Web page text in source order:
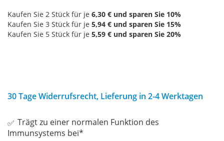
Kaufen Sie 2 Stück für je 6,30 € und sparen Sie 10%
Kaufen Sie 3 Stück für je 5,94 € und sparen Sie 15%
Kaufen Sie 5 Stück für je 5,59 € und sparen Sie 20%
30 Tage Widerrufsrecht, Lieferung in 2-4 Werktagen
Trägt zu einer normalen Funktion des
Immunsystems bei*